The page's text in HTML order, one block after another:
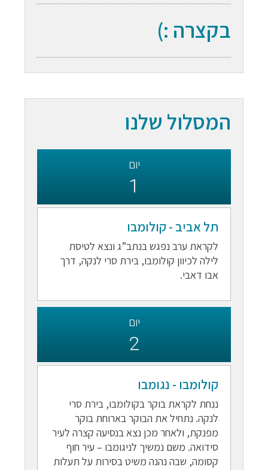
בקצרה :)
המסלול שלנו
יום
1
תל אביב - קולומבו
לקראת ערב נפגש בנתב”ג ונצא לטיסת
לילה לכיוון קולומבו, בירת סרי לנקה, דרך
אבו דאבי.
יום
2
קולומבו - נגומבו
ננחת לקראת בוקר בקולומבו, בירת סרי
לנקה. נתחיל את הבוקר בארוחת בוקר
מפנקת, ולאחר מכן נצא בנסיעה קצרה לעיר
סידואה. משם נמשיך לניגומבו – עיר חוף
קסומה, שבה נהנה משיט בסירות על תעלות